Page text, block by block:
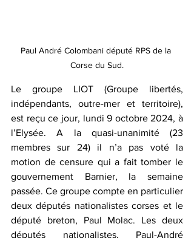
Paul André Colombani député RPS de la
Corse du Sud.
Le groupe LIOT (Groupe libertés,
indépendants, outre-mer et territoire),
est reçu ce jour, lundi 9 octobre 2024, à
l’Elysée. A la quasi-unanimité (23
membres sur 24) il n’a pas voté la
motion de censure qui a fait tomber le
gouvernement Barnier, la semaine
passée. Ce groupe compte en particulier
deux députés nationalistes corses et le
député breton, Paul Molac. Les deux
députés nationalistes, Paul-André